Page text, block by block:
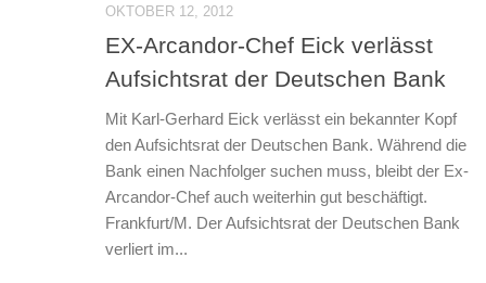
OKTOBER 12, 2012
EX-Arcandor-Chef Eick verlässt
Aufsichtsrat der Deutschen Bank
Mit Karl-Gerhard Eick verlässt ein bekannter Kopf
den Aufsichtsrat der Deutschen Bank. Während die
Bank einen Nachfolger suchen muss, bleibt der Ex-
Arcandor-Chef auch weiterhin gut beschäftigt.
Frankfurt/M. Der Aufsichtsrat der Deutschen Bank
verliert im...